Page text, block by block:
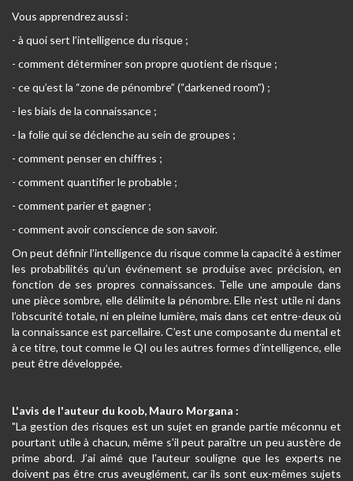
Vous apprendrez aussi :
- à quoi sert l’intelligence du risque ;
- comment déterminer son propre quotient de risque ;
- ce qu’est la “zone de pénombre” (“darkened room”) ;
- les biais de la connaissance ;
- la folie qui se déclenche au sein de groupes ;
- comment penser en chiffres ;
- comment quantifier le probable ;
- comment parier et gagner ;
- comment avoir conscience de son savoir.
On peut définir l'intelligence du risque comme la capacité à estimer
les probabilités qu’un événement se produise avec précision, en
fonction de ses propres connaissances. Telle une ampoule dans
une pièce sombre, elle délimite la pénombre. Elle n’est utile ni dans
l’obscurité totale, ni en pleine lumière, mais dans cet entre-deux où
la connaissance est parcellaire. C’est une composante du mental et
à ce titre, tout comme le QI ou les autres formes d’intelligence, elle
peut être développée.
L'avis de l'auteur du koob, Mauro Morgana :
"La gestion des risques est un sujet en grande partie méconnu et
pourtant utile à chacun, même s'il peut paraître un peu austère de
prime abord. J’ai aimé que l'auteur souligne que les experts ne
doivent pas être crus aveuglément, car ils sont eux-mêmes sujets